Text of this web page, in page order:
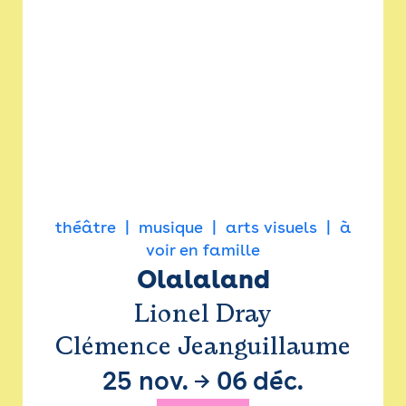
théâtre musique arts visuels
à
voir en famille
Olalaland
Lionel Dray
Clémence Jeanguillaume
25 nov. → 06 déc.